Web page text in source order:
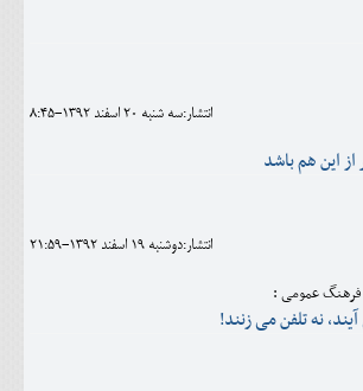
انتشار:سه شنبه 20 اسفند 1392-8:45
این هم باشد
انتشار:دوشنبه 19 اسفند 1392-21:59
عمومی :
نه تلفن می زنند!